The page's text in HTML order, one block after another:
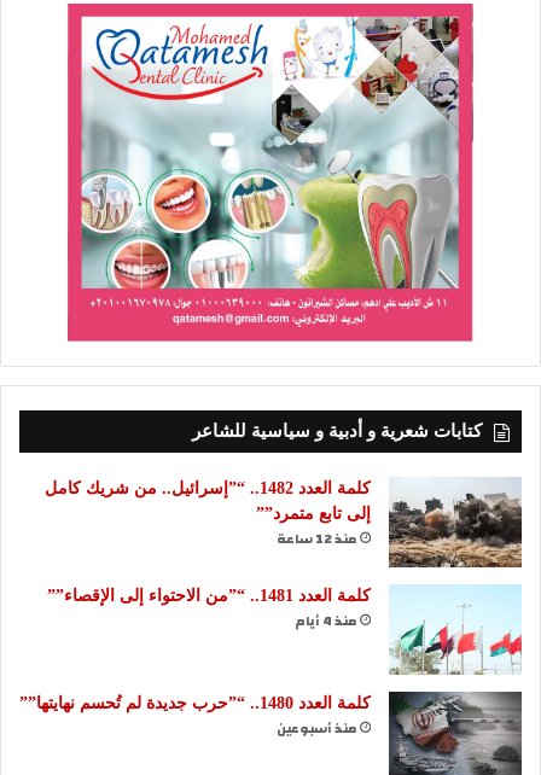
كتابات شعرية و أدبية و سياسية للشاعر
كلمة العدد 1482.. “”إسرائيل.. من شريك كامل
إلى تابع متمرد””
منذ 12 ساعة
كلمة العدد 1481.. “”من الاحتواء إلى الإقصاء””
منذ 4 أيام
كلمة العدد 1480.. “”حرب جديدة لم تُحسم نهايتها””
منذ أسبوعين